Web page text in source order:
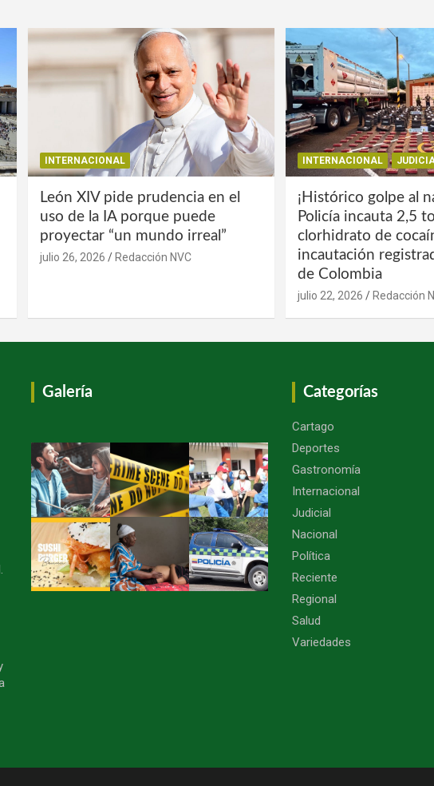
INTERNACIONAL
León XIV pide prudencia en el
uso de la IA porque puede
proyectar “un mundo irreal”
julio 26, 2026 Redacción NVC
INTERNACIONAL
¡Histórico golpe al
Policía incauta 2,5
clorhidrato de
incautación
de Colombia
julio 22, 2026 Redacción
Galería Categorías
Cartago
Deportes
Gastronomía
Internacional
Judicial
Nacional
Política
Reciente
Regional
Salud
Variedades